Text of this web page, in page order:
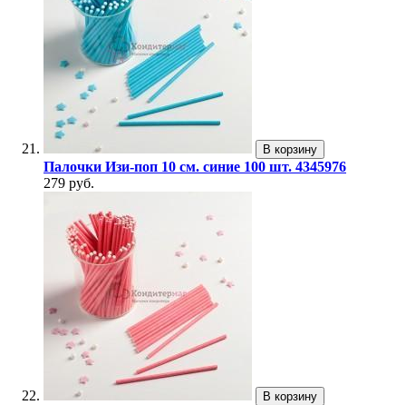
В корзину
Палочки Изи-поп 10 см. синие 100 шт. 4345976
279 руб.
В корзину